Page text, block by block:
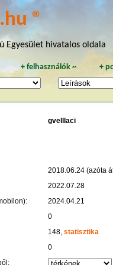
®
Egyesület hivatalos oldala
+felhasználók ~ +
gvelllaci
2018.06.24 (azóta
2022.07.28
2024.04.21
0
148, statisztika
0